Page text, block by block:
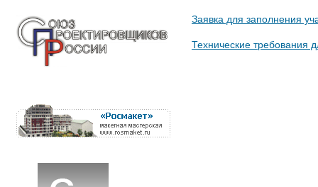
Заявка для заполнения
Технические требования